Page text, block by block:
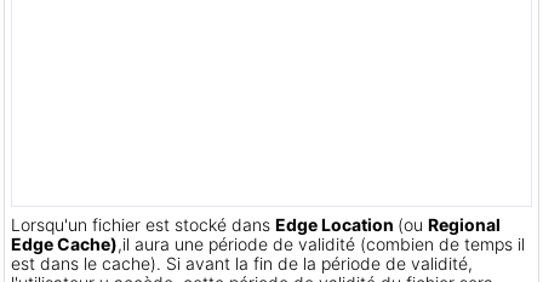
Lorsqu'un fichier est stocké dans Edge Location (ou Regional
Edge Cache),il aura une période de validité (combien de temps il
est dans le cache). Si avant la fin de la période de validité,